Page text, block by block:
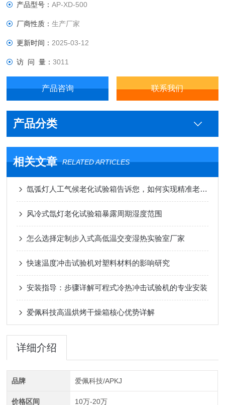
产品型号：AP-XD-500
厂商性质：生产厂家
更新时间： 2025-03-12
访 问 量：3011
产品咨询 联系我们
产品分类
相关文章 RELATED ARTICLES
氙弧灯人工气候老化试验箱告诉您，如何实现精准老化测试？
风冷式氙灯老化试验箱暴露周期湿度范围
怎么选择定制步入式高低温交变湿热实验室厂家
快速温度冲击试验机对塑料材料的影响研究
安装指导：步骤详解可程式冷热冲击试验机的专业安装
爱佩科技高温烘烤干燥箱核心优势详解
详细介绍
品牌 爱佩科技/APKJ
价格区间 10万-20万